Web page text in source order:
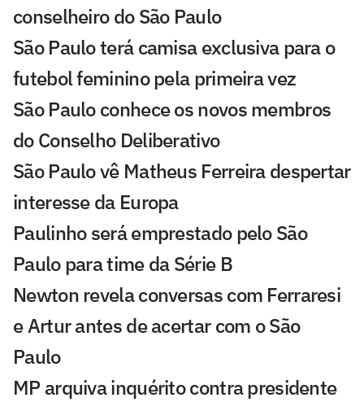
conselheiro do São Paulo
São Paulo terá camisa exclusiva para o
futebol feminino pela primeira vez
São Paulo conhece os novos membros
do Conselho Deliberativo
São Paulo vê Matheus Ferreira despertar
interesse da Europa
Paulinho será emprestado pelo São
Paulo para time da Série B
Newton revela conversas com Ferraresi
e Artur antes de acertar com o São
Paulo
MP arquiva inquérito contra presidente